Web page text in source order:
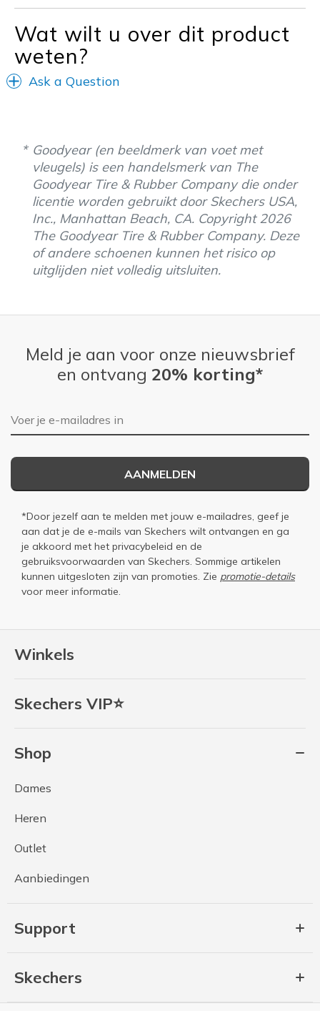
Travel
Width
Feels true to width
Sizing
View On Shoes
Wat wilt u over dit product
weten?
Ask a Question
Goodyear (en beeldmerk van voet met
vleugels) is een handelsmerk van The
Goodyear Tire & Rubber Company die onder
licentie worden gebruikt door Skechers USA,
Inc., Manhattan Beach, CA. Copyright 2026
The Goodyear Tire & Rubber Company. Deze
of andere schoenen kunnen het risico op
uitglijden niet volledig uitsluiten.
Winkels
Skechers VIP⭐
Shop
Dames
Heren
Outlet
Aanbiedingen
Support
Skechers
Meld je aan voor onze nieuwsbrief
en ontvang 20% korting*
E-mailadres
AANMELDEN
*Door jezelf aan te melden met jouw e-mailadres, geef je
aan dat je de e-mails van Skechers wilt ontvangen en ga
je akkoord met het privacybeleid en de
gebruiksvoorwaarden van Skechers. Sommige artikelen
kunnen uitgesloten zijn van promoties. Zie promotie-details
voor meer informatie.